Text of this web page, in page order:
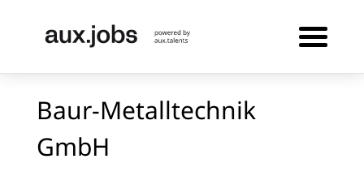
Baur-Metalltechnik
GmbH